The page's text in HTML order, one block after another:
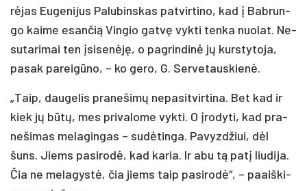
rė­jas Eu­ge­ni­jus Pa­lu­bins­kas pa­tvir­ti­no, kad į Bab­run­
go kai­me esan­čią Vin­gio gat­vę vyk­ti ten­ka nuo­lat. Ne­
su­ta­ri­mai ten įsi­se­nė­ję, o pa­grin­di­nė jų kurs­ty­to­ja,
pa­sak pa­rei­gū­no, – ko ge­ro, G. Ser­ve­taus­kie­nė.
„Taip, dau­ge­lis pra­ne­ši­mų ne­pa­sit­vir­ti­na. Bet kad ir
kiek jų bū­tų, mes pri­va­lo­me vyk­ti. O įro­dy­ti, kad pra­
ne­ši­mas me­la­gin­gas – su­dė­tin­ga. Pa­vyz­džiui, dėl
šuns. Jiems pa­si­ro­dė, kad ka­ria. Ir abu tą pa­tį liu­di­ja.
Čia ne me­la­gys­tė, čia jiems taip pa­si­ro­dė“, – paaiš­ki­